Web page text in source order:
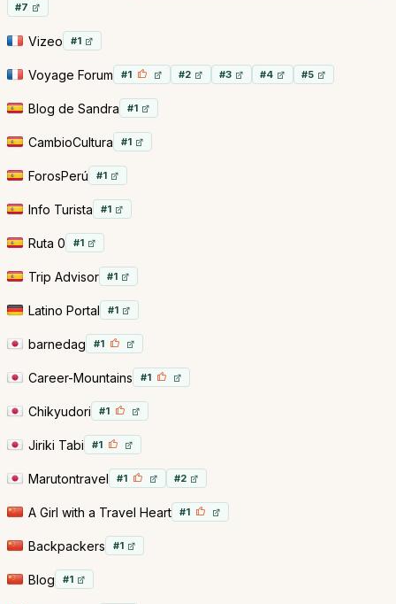
#7
Vizeo #1
Voyage Forum #1 #2 #3 #4 #5
Blog de Sandra #1
CambioCultura #1
ForosPerú #1
Info Turista #1
Ruta 0 #1
Trip Advisor #1
Latino Portal #1
barnedag #1
Career-Mountains #1
Chikyudori #1
Jiriki Tabi #1
Marutontravel #1 #2
A Girl with a Travel Heart #1
Backpackers #1
Blog #1